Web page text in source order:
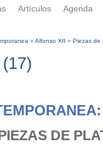
Artículos Agenda
» Alfonso XII » Piezas de
DE